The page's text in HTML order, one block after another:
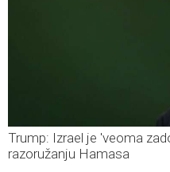
Trump: Izrael je 'veoma
razoružanju Hamasa